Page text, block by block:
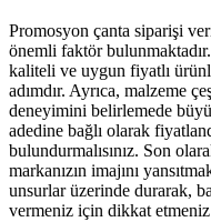
Promosyon çanta siparişi
önemli faktör
kaliteli ve uygun fiyatlı
adımdır. Ayrıca, malzeme
deneyimini belirlemede
adedine bağlı olarak
bulundurmalısınız. Son
markanızın imajını
unsurlar üzerinde durarak,
vermeniz için dikkat etmeniz